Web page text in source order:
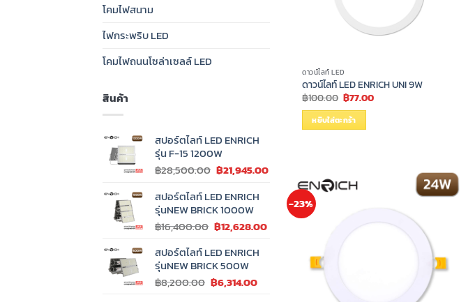
โคมไฟสนาม
ไฟกระพริบ LED
โคมไฟถนนโซล่าเซลล์ LED
สินค้า
สปอร์ตไลท์ LED ENRICH
รุ่น F-15 1200W
฿28,500.00 Original
was:
฿28,500.00.
฿21,945.00Current
฿21,945.00.
สปอร์ตไลท์ LED ENRICH
รุ่นNEW BRICK 1000W
฿16,400.00 Original
was:
฿16,400.00.
฿12,628.00Current
฿12,628.00.
สปอร์ตไลท์ LED ENRICH
รุ่นNEW BRICK 500W
฿8,200.00 Original
฿6,314.00Current
ดาวน์ไลท์ LED
ดาวน์ไลท์ LED ENRICH UNI 9W
฿100.00 Original
price
was:
฿100.00.
฿77.00Current
หยิบใส่ตะกร้า
-23%